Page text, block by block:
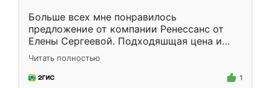
Больше всех мне понравилось
предложение от компании Ренессанс от
Елены Сергеевой. Подходяшщая цена и
короткие сроки изготовления. Приехавший
для замера сотрудник Владислав
предложил по моему эскизу самый
Читать полностью
1